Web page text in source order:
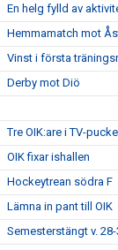
En helg fylld av
Hemmamatch mot
Vinst i första
Derby mot Diö
Tre OIK:are i TV-
OIK fixar ishallen
Hockeytrean södra F
Lämna in pant till OIK
Semesterstängt v.